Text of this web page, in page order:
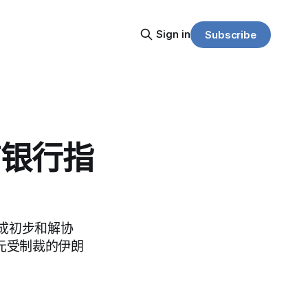
Sign in Subscribe
行指
初步和解协
受制裁的伊朗